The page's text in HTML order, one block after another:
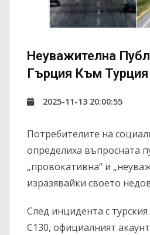
Неуважителна
Гърция Към Турция
2025-11-13 20:00:55
Потребителите на
определиха въпросната
„провокативна“ и
изразявайки своето
След инцидента с
C130, официалният